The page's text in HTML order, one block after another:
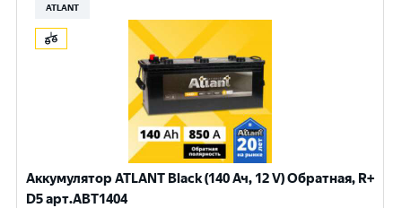
ATLANT
Аккумулятор ATLANT Black (140 Ач, 12 V) Обратная, R+
D5 арт.ABT1404